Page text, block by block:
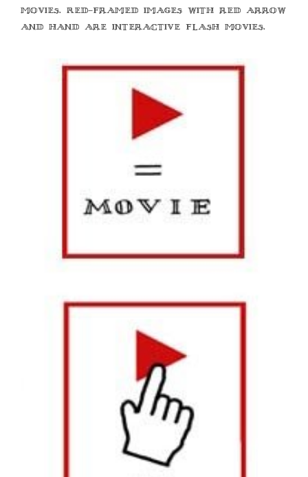
movies. Red-framed images with red arrow
and hand are interactive flash movies.